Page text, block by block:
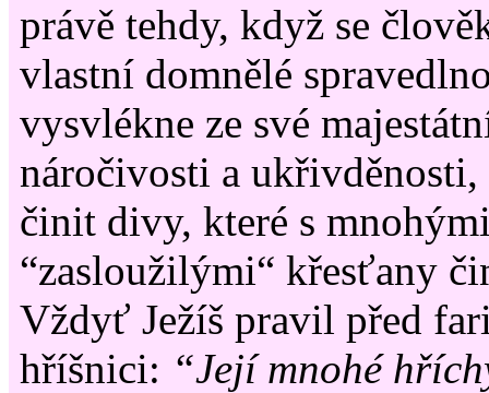
právě tehdy, když se
vlastní domnělé
vysvlékne ze své
náročivosti a ukřivděnosti,
činit divy, které s
“zasloužilými“ křesťany
Vždyť Ježíš pravil před
hříšnici: “Její mnohé